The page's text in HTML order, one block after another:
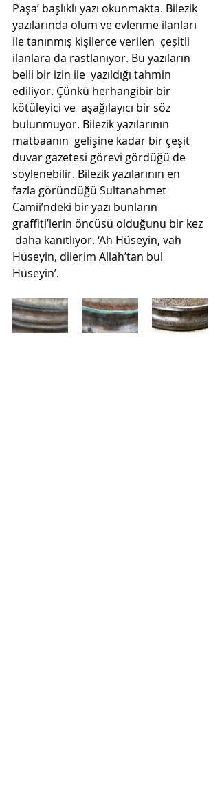
Paşa’ başlıklı yazı okunmakta. Bilezik
yazılarında ölüm ve evlenme ilanları
ile tanınmış kişilerce verilen  çeşitli
ilanlara da rastlanıyor. Bu yazıların
belli bir izin ile  yazıldığı tahmin
ediliyor. Çünkü herhangibir bir
kötüleyici ve  aşağılayıcı bir söz
bulunmuyor. Bilezik yazılarının
matbaanın  gelişine kadar bir çeşit
duvar gazetesi görevi gördüğü de
söylenebilir. Bilezik yazılarının en
fazla göründüğü Sultanahmet
Camii’ndeki bir yazı bunların
graffiti’lerin öncüsü olduğunu bir kez
daha kanıtlıyor. ‘Ah Hüseyin, vah
Hüseyin, dilerim Allah’tan bul
Hüseyin’.